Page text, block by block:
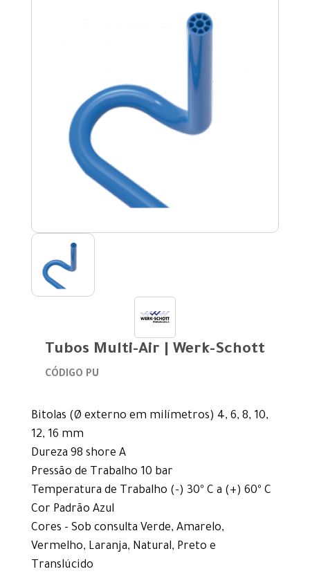
Tubos Multi-Air | Werk-Schott
CÓDIGO PU
Bitolas (Ø externo em milímetros) 4, 6, 8, 10,
12, 16 mm
Dureza 98 shore A
Pressão de Trabalho 10 bar
Temperatura de Trabalho (-) 30º C a (+) 60º C
Cor Padrão Azul
Cores - Sob consulta Verde, Amarelo,
Vermelho, Laranja, Natural, Preto e
Translúcido